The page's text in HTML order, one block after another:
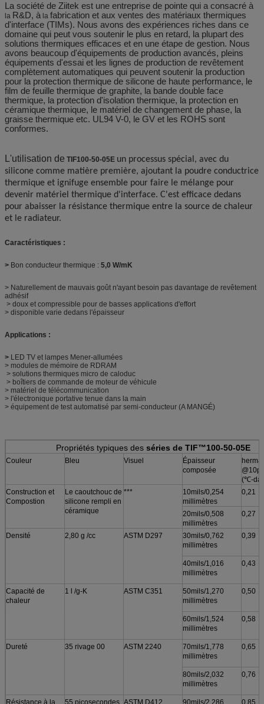
La société de Ziitek est une entreprise de pointe qui a consacré à
la R&D, àla fabrication et aux ventes des matériaux thermiques
d'interface (TIMs). Nous avons des expériences riches dans ce
domaine qui peut vous soutenir le plus en retard, la plupart des
solutions thermiques efficaces et en une étape de gestion. Nous
avons beaucoup d'équipements de production avancés, pleins
équipements d'essai et les lignes de production de revêtement
complètement automatiques qui peuvent soutenir la production
pour la protection thermique de silicone de haute performance, le
film de feuille thermique de graphite, la bande double face
thermique, la protection d'isolation thermique, la protection en
céramique thermique, le matériel de changement de phase, la
graisse thermique etc. UL94 V-0, le GV et les ROHS sont
conformes.
L'utilisation de TIF100-50-05E un processus spécial, avec du
silicone comme matière première, ajoutant la poudre conductrice
thermique et ignifuge ensemble pour faire le mélange pour
devenir matériel thermique d'interface. C'est efficace dedans
pour abaisser la résistance thermique entre la source de chaleur
et le radiateur.
Caractéristiques :
> Bon conducteur thermique : 5,0 W/mK
> Naturellement de mauvais goût n'ayant besoin pas davantage de revêtement
adhésif
> doux et compressible pour de basses applications d'effort
> disponible varie dedans l'épaisseur
Applications :
> LED TV et lampes Mener-allumées
> modules de mémoire de RDRAM
> solutions thermiques micro de caloduc
> boîtiers de commande de moteur de véhicule
> matériel de télécommunication
> l'électronique portative tenue dans la main
> équipement de test automatisé par semi-conducteur (A MANGÉ)
Propriétés typiques des séries de TIF™100-50-05E
Couleur Bleu Visuel
Épaisseur
composée
(℃-
Construction et
Compostion
Le caoutchouc de
silicone rempli en
céramique
***
10mils/0,254
millimètres
0,21
20mils/0,508
millimètres
0,27
Densité 2,80 g /cc ASTM D297
30mils/0,762
millimètres
0,39
40mils/1,016
millimètres
0,43
Capacité de
chaleur
1 l /g-K ASTM C351
50mils/1,270
millimètres
0,50
60mils/1,524
millimètres
0,58
Dureté 35 rivage 00 ASTM 2240
70mils/1,778
millimètres
0,65
80mils/2,032
millimètres
0,76
Résistance à la 55 picosecondes ASTM D412 90mils/2,286 0,85